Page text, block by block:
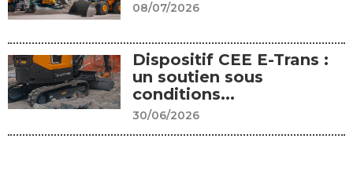
08/07/2026
Dispositif CEE E-Trans :
un soutien sous
conditions...
30/06/2026